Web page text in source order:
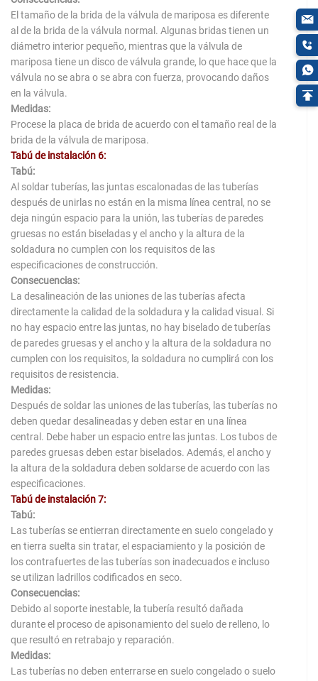
El tamaño de la brida de la válvula de mariposa es diferente
al de la brida de la válvula normal. Algunas bridas tienen un
diámetro interior pequeño, mientras que la válvula de
mariposa tiene un disco de válvula grande, lo que hace que la
válvula no se abra o se abra con fuerza, provocando daños
en la válvula.
Medidas:
Procese la placa de brida de acuerdo con el tamaño real de la
brida de la válvula de mariposa.
Tabú de instalación 6:
Tabú:
Al soldar tuberías, las juntas escalonadas de las tuberías
después de unirlas no están en la misma línea central, no se
deja ningún espacio para la unión, las tuberías de paredes
gruesas no están biseladas y el ancho y la altura de la
soldadura no cumplen con los requisitos de las
especificaciones de construcción.
Consecuencias:
La desalineación de las uniones de las tuberías afecta
directamente la calidad de la soldadura y la calidad visual. Si
no hay espacio entre las juntas, no hay biselado de tuberías
de paredes gruesas y el ancho y la altura de la soldadura no
cumplen con los requisitos, la soldadura no cumplirá con los
requisitos de resistencia.
Medidas:
Después de soldar las uniones de las tuberías, las tuberías no
deben quedar desalineadas y deben estar en una línea
central. Debe haber un espacio entre las juntas. Los tubos de
paredes gruesas deben estar biselados. Además, el ancho y
la altura de la soldadura deben soldarse de acuerdo con las
especificaciones.
Tabú de instalación 7:
Tabú:
Las tuberías se entierran directamente en suelo congelado y
en tierra suelta sin tratar, el espaciamiento y la posición de
los contrafuertes de las tuberías son inadecuados e incluso
se utilizan ladrillos codificados en seco.
Consecuencias:
Debido al soporte inestable, la tubería resultó dañada
durante el proceso de apisonamiento del suelo de relleno, lo
que resultó en retrabajo y reparación.
Medidas:
Las tuberías no deben enterrarse en suelo congelado o suelo